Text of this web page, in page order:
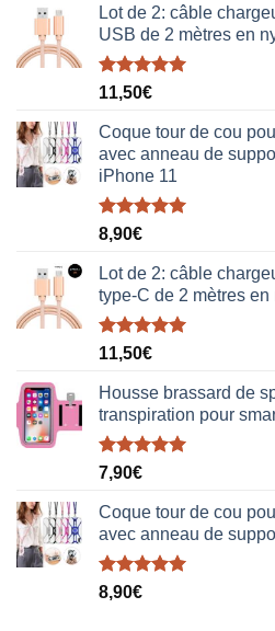
38,00€.19,00€.
Lot de 2: câble
USB de 2 mètres en
Note5.00
11,50€
Coque tour de cou
avec anneau de
iPhone 11
Note5.00
8,90€
Lot de 2: câble
type-C de 2 mètres
Note5.00
11,50€
Housse brassard de
transpiration pour
Note5.00
7,90€
Coque tour de cou
avec anneau de
Note5.00
8,90€